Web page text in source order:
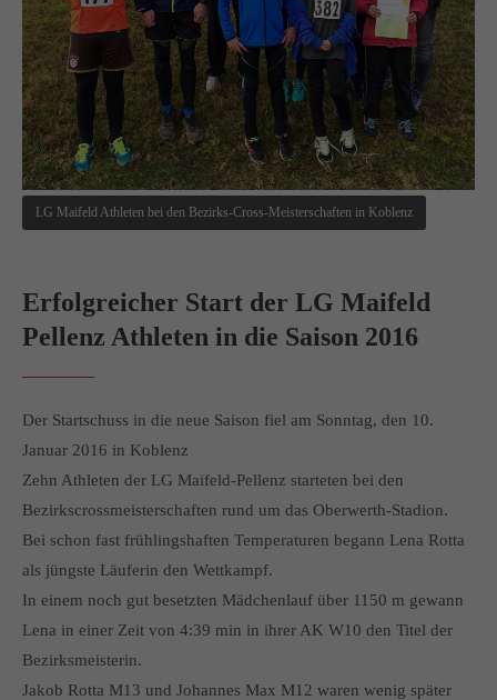
We offer support for our customers
Mon - Fri 8:00am - 5:00pm
(GMT +1)
Get in touch
Cybersteel Inc.
376-293 City Road, Suite 600
San Francisco, CA 94102
Drop us a line
info@yourdomain.com
Lorem ipsum dolor sit amet, consectetuer adipiscing elit.
Aenean commodo ligula eget dolor. Aenean massa. Cum
sociis natoque penatibus et magnis dis parturient montes,
nascetur ridiculus mus. Donec quam felis, ultricies nec.
LG Maifeld Athleten bei den Bezirks-Cross-Meisterschaften in Koblenz
Erfolgreicher Start der LG Maifeld
Pellenz Athleten in die Saison 2016
Der Startschuss in die neue Saison fiel am Sonntag, den 10.
Januar 2016 in Koblenz
Zehn Athleten der LG Maifeld-Pellenz starteten bei den
Bezirkscrossmeisterschaften rund um das Oberwerth-Stadion.
Bei schon fast frühlingshaften Temperaturen begann Lena Rotta
als jüngste Läuferin den Wettkampf.
In einem noch gut besetzten Mädchenlauf über 1150 m gewann
Lena in einer Zeit von 4:39 min in ihrer AK W10 den Titel der
Bezirksmeisterin.
Jakob Rotta M13 und Johannes Max M12 waren wenig später